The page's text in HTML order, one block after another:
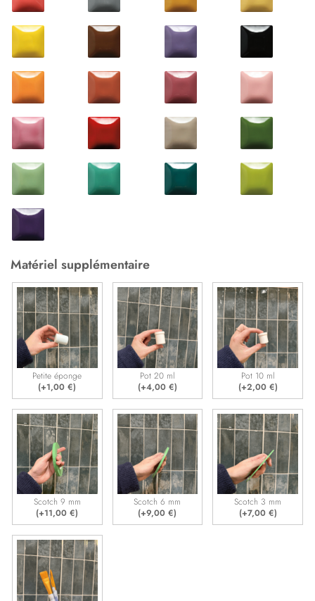
Matériel supplémentaire
Petite éponge
(+1,00€)
Pot 20 ml
(+4,00 €)
Pot 10 ml
(+2,00 €)
Scotch 9 mm
(+11,00€)
Scotch 6 mm
(+9,00€)
Scotch 3 mm
(+7,00 €)